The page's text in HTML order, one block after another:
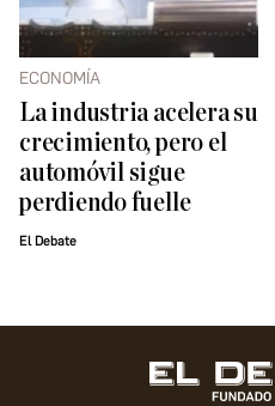
ECONOMÍA
La industria acelera su
crecimiento, pero el
automóvil sigue
perdiendo fuelle
El Debate